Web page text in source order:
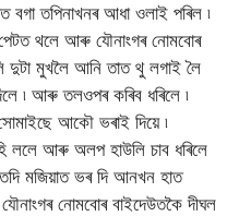
বগা তপিনাখনৰ আধা ওলাই পৰিল ৷
পেটত থলে আৰু যৌনাংগৰ নোমবোৰ
দুটা মুখলৈ আনি তাত থু লগাই লৈ
৷ আৰু তলওপৰ কৰিব ধৰিলে ৷
আকৌ ভৰাই দিয়ে ৷
ললে আৰু অলপ হাউলি চাব ধৰিলে
মজিয়াত ভৰ দি আনখন হাত
নোমবোৰ বাইদেউতকৈ দীঘল